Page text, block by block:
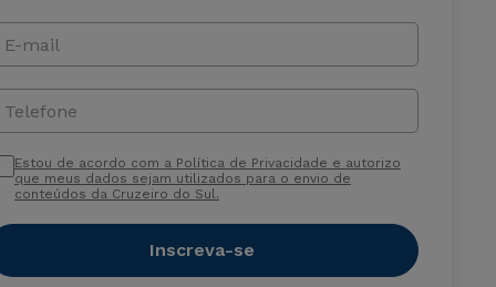
E-mail
Telefone
Estou de acordo com a Política de Privacidade e autorizo
que meus dados sejam utilizados para o envio de
conteúdos da Cruzeiro do Sul.
Inscreva-se